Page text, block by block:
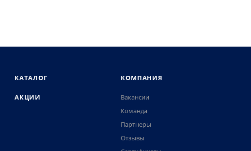
КАТАЛОГ
АКЦИИ
КОМПАНИЯ
Вакансии
Команда
Партнеры
Отзывы